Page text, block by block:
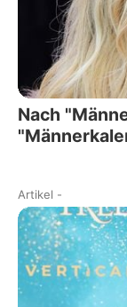
Nach
Artikel -